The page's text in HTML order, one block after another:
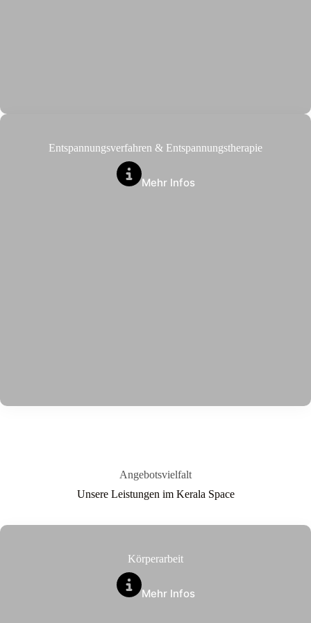
Entspannungsverfahren & Entspannungstherapie
Mehr Infos
Angebotsvielfalt
Unsere Leistungen im Kerala Space
Körperarbeit
Mehr Infos